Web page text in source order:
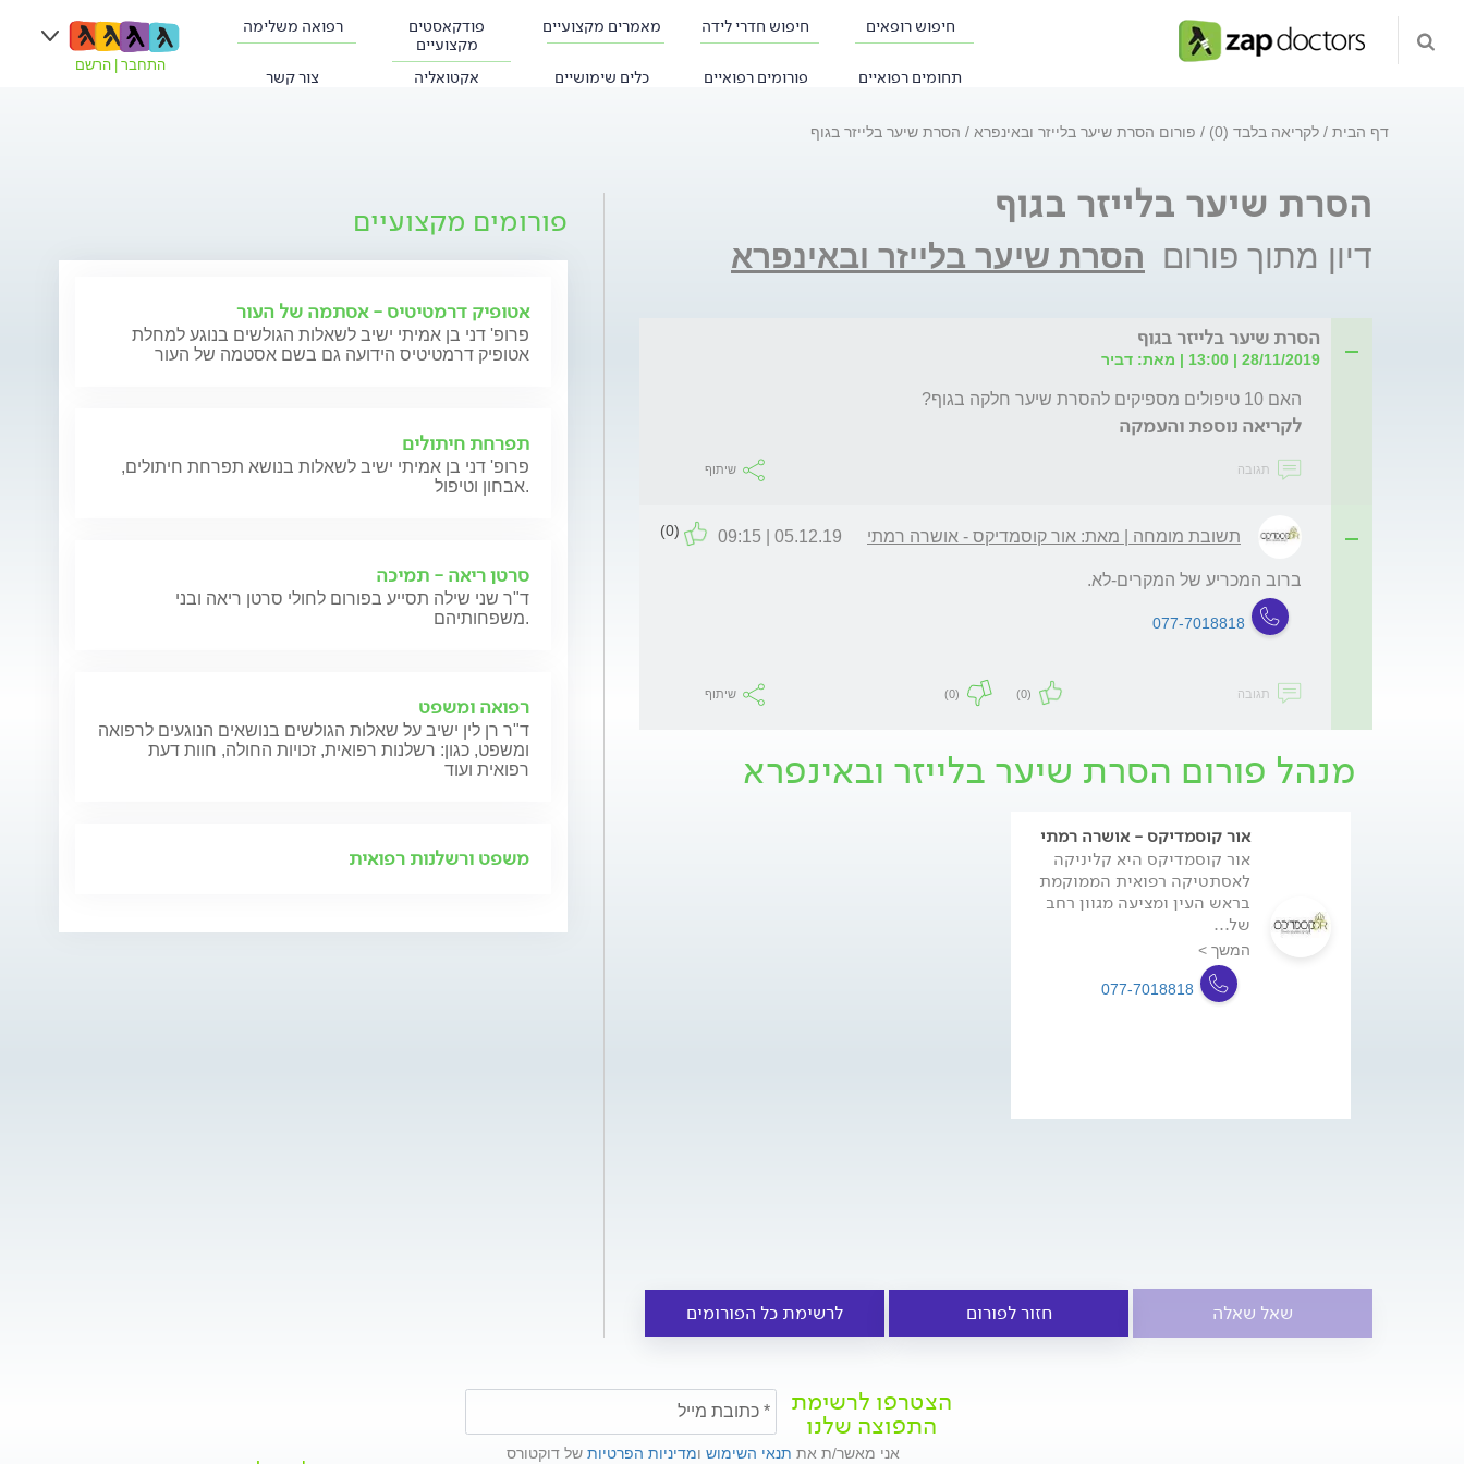
חיפוש רופאים חיפוש חדרי לידה מאמרים מקצועיים
פודקאסטים
מקצועיים
רפואה משלימה
תחומים רפואיים פורומים רפואיים כלים שימושיים אקטואליה צור קשר
התחבר הרשם
דף הבית לקריאה בלבד (0) פורום הסרת שיער בלייזר ובאינפרא הסרת שיער בלייזר בגוף
הסרת שיער בלייזר בגוף
דיון מתוך פורום הסרת שיער בלייזר ובאינפרא
הסרת שיער בלייזר בגוף
28/11/2019 | 13:00 | מאת: דביר
האם 10 טיפולים מספיקים להסרת שיער חלקה בגוף?
לקריאה נוספת והעמקה
תגובה שיתוף
תשובת מומחה | מאת: אור קוסמדיקס - אושרה רמתי 05.12.19 | 09:15
(0)
ברוב המכריע של המקרים-לא.
077-7018818
תגובה (0)
(0) שיתוף
מנהל פורום הסרת שיער בלייזר ובאינפרא
אור קוסמדיקס - אושרה רמתי
אור קוסמדיקס היא קליניקה
לאסתטיקה רפואית הממוקמת
בראש העין ומציעה מגוון רחב
של...
המשך >
077-7018818
שאל שאלה חזור לפורום לרשימת כל הפורומים
פורומים מקצועיים
אטופיק דרמטיטיס - אסתמה של העור
פרופ' דני בן אמיתי ישיב לשאלות הגולשים בנוגע למחלת
אטופיק דרמטיטיס הידועה גם בשם אסטמה של העור
תפרחת חיתולים
פרופ' דני בן אמיתי ישיב לשאלות בנושא תפרחת חיתולים,
אבחון וטיפול.
סרטן ריאה - תמיכה
ד"ר שני שילה תסייע בפורום לחולי סרטן ריאה ובני
משפחותיהם.
רפואה ומשפט
ד"ר רן לין ישיב על שאלות הגולשים בנושאים הנוגעים לרפואה
ומשפט, כגון: רשלנות רפואית, זכויות החולה, חוות דעת
רפואית ועוד
משפט ורשלנות רפואית
הצטרפו לרשימת
התפוצה שלנו
אני מאשר/ת את תנאי השימוש ומדיניות הפרטיות של דוקטורס